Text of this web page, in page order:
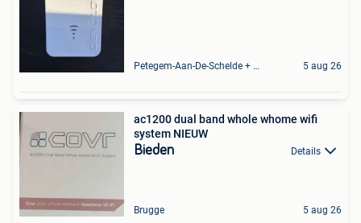
Petegem-Aan-De-Schelde + Deel Van Oudenaarde 5 aug 26
ac1200 dual band whole whome wifi
system NIEUW
Bieden Details
Brugge 5 aug 26